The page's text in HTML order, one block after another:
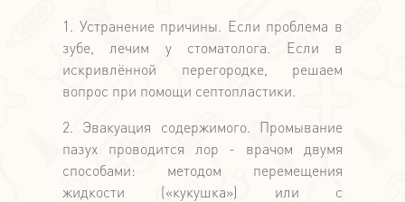
1. Устранение причины. Если проблема в
зубе, лечим у стоматолога. Если в
искривлённой перегородке, решаем
вопрос при помощи септопластики.
2. Эвакуация содержимого. Промывание
пазух проводится лор - врачом двумя
способами: методом перемещения
жидкости («кукушка») или с